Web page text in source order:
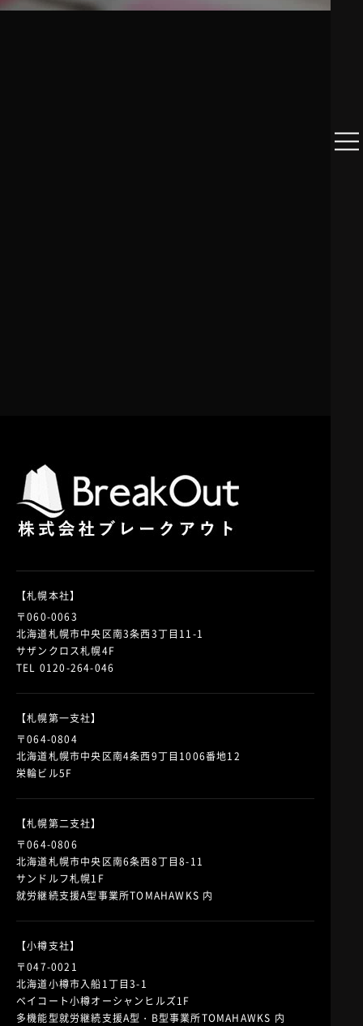
【札幌本社】
〒060-0063
北海道札幌市中央区南3条西3丁目11-1
サザンクロス札幌4F
TEL 0120-264-046
【札幌第一支社】
〒064-0804
北海道札幌市中央区南4条西9丁目1006番地12
栄輪ビル5F
【札幌第二支社】
〒064-0806
北海道札幌市中央区南6条西8丁目8-11
サンドルフ札幌1F
就労継続支援A型事業所TOMAHAWKS 内
【小樽支社】
〒047-0021
北海道小樽市入船1丁目3-1
ベイコート小樽オーシャンヒルズ1F
多機能型就労継続支援A型・B型事業所TOMAHAWKS 内